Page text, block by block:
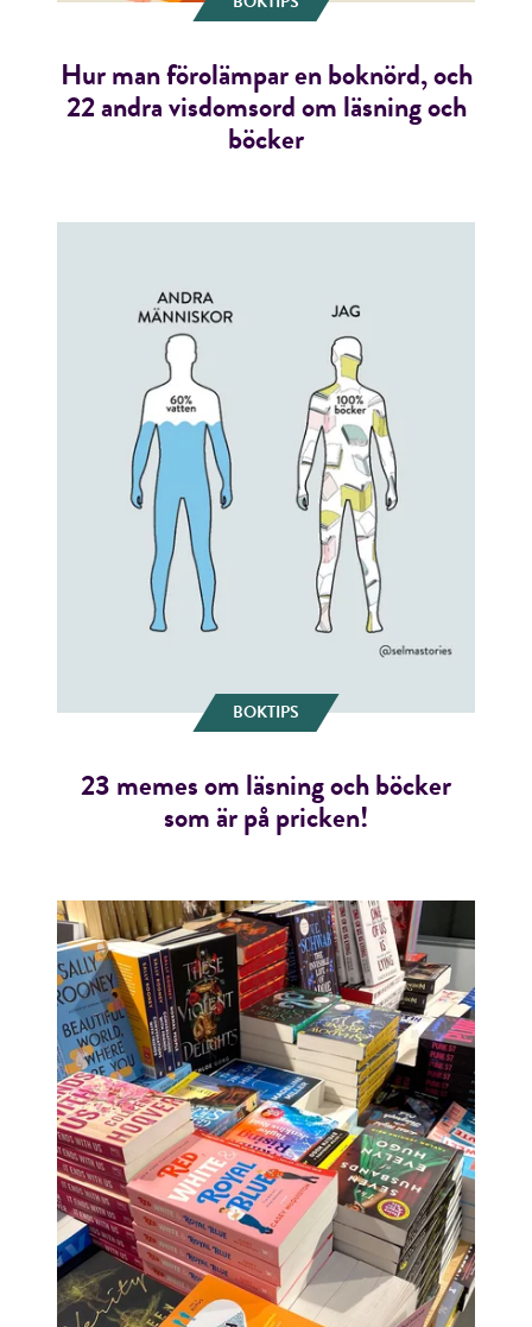
Hur man förolämpar en boknörd, och
22 andra visdomsord om läsning och
böcker
BOKTIPS
23 memes om läsning och böcker
som är på pricken!